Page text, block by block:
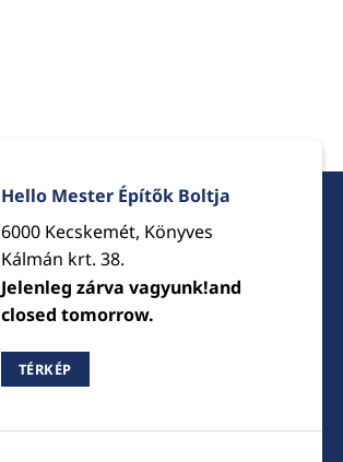
Hello Mester Építők Boltja
6000 Kecskemét, Könyves
Kálmán krt. 38.
Jelenleg zárva vagyunk!and
closed tomorrow.
TÉRKÉP